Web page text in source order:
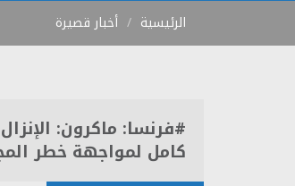
الرئيسية أخبار قصيرة
#فرنسا: ماكرون:
كامل لمواجهة خطر